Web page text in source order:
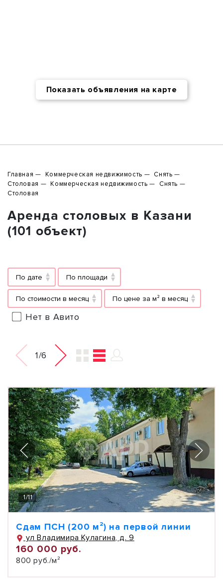
Показать объявления на карте
Главная Коммерческая недвижимость
Снять
Столовая
Коммерческая недвижимость
Снять
Столовая
Аренда столовых в Казани
(101 объект)
По дате По площади
По стоимости в месяц По цене за м² в месяц
Нет в Авито
1/6
1/11
Сдам ПСН (200 м²) на первой линии
ул Владимира Кулагина, д. 9
160 000 руб.
800 руб./м²